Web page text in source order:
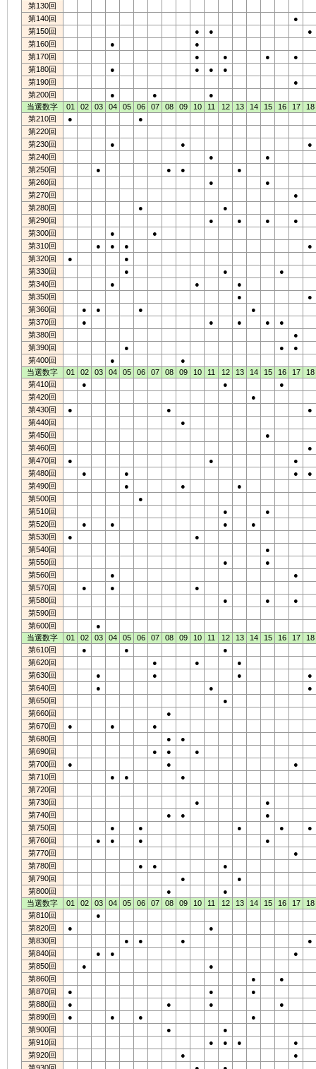
第130回
第140回
●
第150回
● ●
●
第160回
●
●
第170回
● ● ●
●
第180回
● ● ●
●
第190回
●
第200回
● ●
●
当選数字
01 02 03 04 05 06 07 08 09 10 11 12 13 14 15 16 17
18
第210回
●
●
第220回
第230回
● ●
●
第240回
●
●
第250回
● ● ●
●
第260回
●
●
第270回
●
第280回
●
●
第290回
● ● ●
●
第300回
●
●
第310回
● ● ●
●
第320回
●
●
第330回
● ●
●
第340回
● ●
●
第350回
●
●
第360回
● ● ●
●
第370回
● ● ● ●
●
第380回
●
第390回
● ●
●
第400回
●
●
当選数字
01 02 03 04 05 06 07 08 09 10 11 12 13 14 15 16 17
18
第410回
● ●
●
第420回
●
第430回
● ●
●
第440回
●
第450回
●
第460回
●
第470回
● ●
●
第480回
● ● ●
●
第490回
● ●
●
第500回
●
第510回
●
●
第520回
● ● ●
●
第530回
●
●
第540回
●
第550回
●
●
第560回
●
●
第570回
● ●
●
第580回
● ●
●
第590回
第600回
●
当選数字
01 02 03 04 05 06 07 08 09 10 11 12 13 14 15 16 17
18
第610回
● ●
●
第620回
● ●
●
第630回
● ● ●
●
第640回
● ●
●
第650回
●
第660回
●
第670回
● ●
●
第680回
●
●
第690回
● ●
●
第700回
● ●
●
第710回
● ●
●
第720回
第730回
●
●
第740回
● ●
●
第750回
● ● ● ●
●
第760回
● ● ●
●
第770回
●
第780回
● ●
●
第790回
●
●
第800回
●
●
当選数字
01 02 03 04 05 06 07 08 09 10 11 12 13 14 15 16 17
18
第810回
●
第820回
●
●
第830回
● ● ●
●
第840回
● ●
●
第850回
●
●
第860回
●
●
第870回
● ●
●
第880回
● ● ●
●
第890回
● ● ●
●
第900回
●
●
第910回
● ● ●
●
第920回
●
●